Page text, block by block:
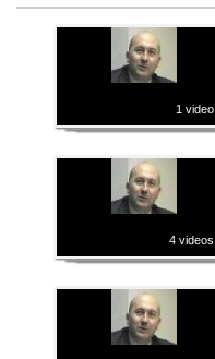
1 video
4 videos